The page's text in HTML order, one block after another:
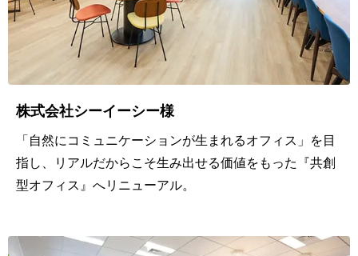
務
ワ
ー
ク
会議
営・
株式会社シーイーシー様
「自然にコミュニケーションが生まれるオフィス」を目
指し、リアルだからこそ生み出せる価値をもった『共創
型オフィス』へリニューアル。